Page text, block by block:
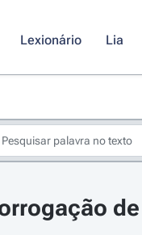
Lexionário Lia